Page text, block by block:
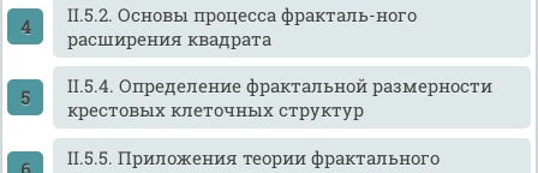
ІІ.5.2. Основы процесса фракталь-ного
расширения квадрата
ІІ.5.4. Определение фрактальной размерности
крестовых клеточных структур
ІІ.5.5. Приложения теории фрактального